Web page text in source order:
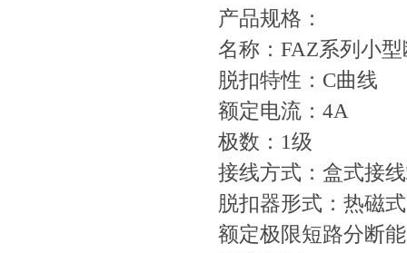
产品规格：
名称：FAZ系列小
脱扣特性：C曲线
额定电流：4A
极数：1级
接线方式：盒式接
脱扣器形式：热磁式
额定极限短路分断